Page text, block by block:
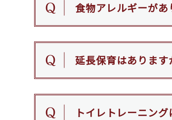
食物アレルギーが
延長保育はあります
トイレトレーニン